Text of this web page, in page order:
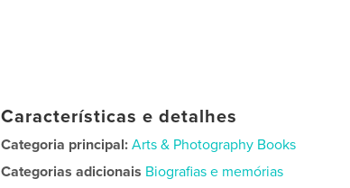
Características e detalhes
Categoria principal: Arts & Photography Books
Categorias adicionais Biografias e memórias